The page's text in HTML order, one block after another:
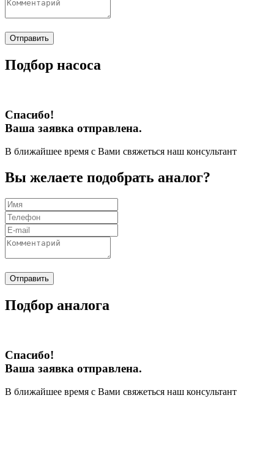
Отправить
Подбор насоса
Спасибо!
Ваша заявка отправлена.
В ближайшее время с Вами свяжеться наш консультант
Вы желаете подобрать аналог?
Отправить
Подбор аналога
Спасибо!
Ваша заявка отправлена.
В ближайшее время с Вами свяжеться наш консультант